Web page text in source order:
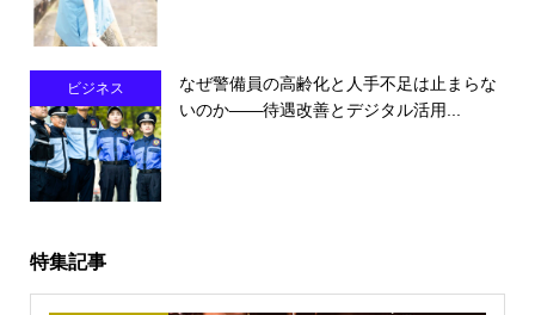
ビジネス
なぜ警備員の高齢化と人手不足は止まらな
いのか――待遇改善とデジタル活用...
特集記事